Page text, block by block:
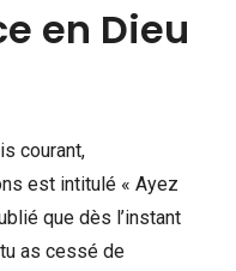
en Dieu
courant,
est intitulé « Ayez
que dès l’instant
as cessé de